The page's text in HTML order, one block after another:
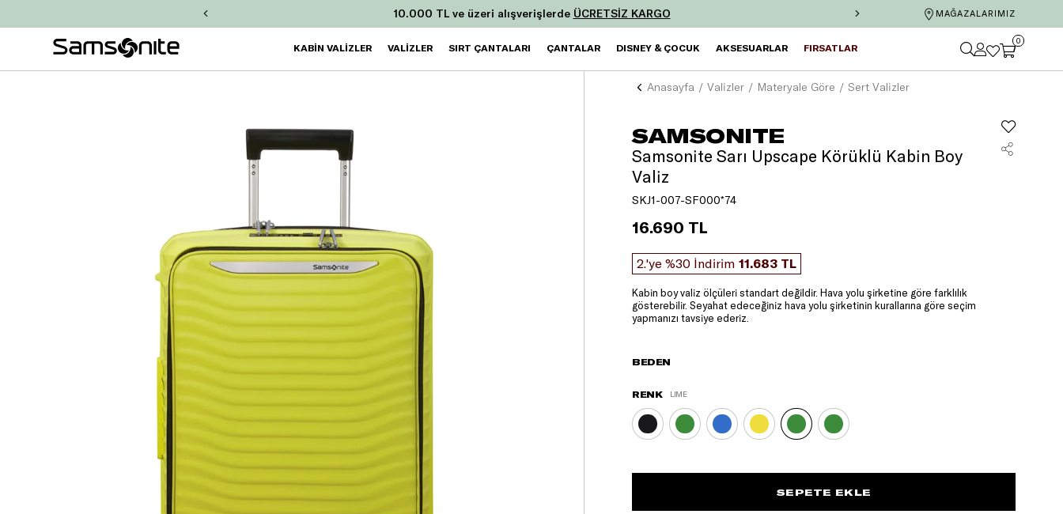
10.000 TL ve üzeri alışverişlerde ÜCRETSİZ KARGO İş Bankası'na özel 6 taksit ve
MAĞAZALARIMIZ
KABİN VALİZLER VALİZLER SIRT ÇANTALARI ÇANTALAR DISNEY & ÇOCUK AKSESUARLAR FIRSATLAR
0
Anasayfa Valizler Materyale Göre Sert Valizler
SAMSONITE
Samsonite Sarı Upscape Körüklü Kabin Boy
Valiz
SKJ1-007-SF000*74
16.690 TL
2.'ye %30 İndirim 11.683 TL
Kabin boy valiz ölçüleri standart değildir. Hava yolu şirketine göre farklılık
gösterebilir. Seyahat edeceğiniz hava yolu şirketinin kurallarına göre seçim
yapmanızı tavsiye ederiz.
BEDEN
RENK LIME